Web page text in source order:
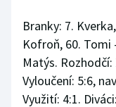
Branky: 7.
Kofroň, 60. Tomi
Matýs.
Vyloučení: 5:6,
Využití: 4:1.